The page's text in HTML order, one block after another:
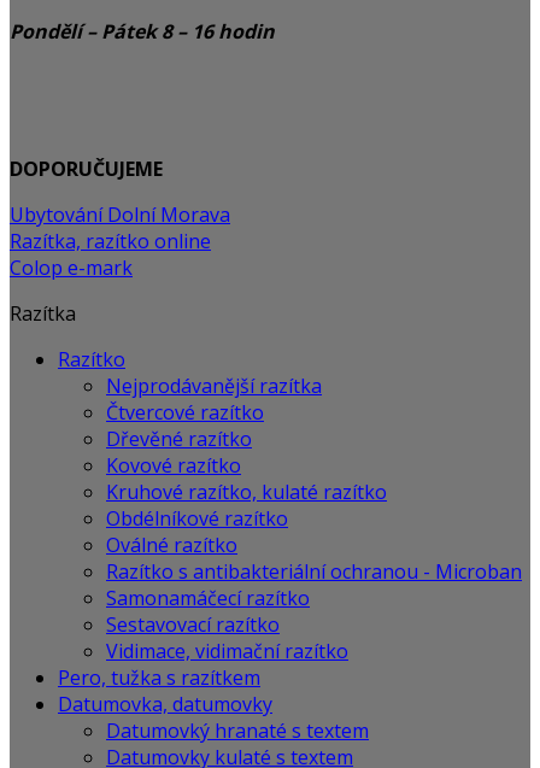
Pondělí – Pátek 8 – 16 hodin
DOPORUČUJEME
Ubytování Dolní Morava
Razítka, razítko online
Colop e-mark
Razítka
Razítko
Nejprodávanější razítka
Čtvercové razítko
Dřevěné razítko
Kovové razítko
Kruhové razítko, kulaté razítko
Obdélníkové razítko
Oválné razítko
Razítko s antibakteriální ochranou - Microban
Samonamáčecí razítko
Sestavovací razítko
Vidimace, vidimační razítko
Pero, tužka s razítkem
Datumovka, datumovky
Datumovký hranaté s textem
Datumovky kulaté s textem